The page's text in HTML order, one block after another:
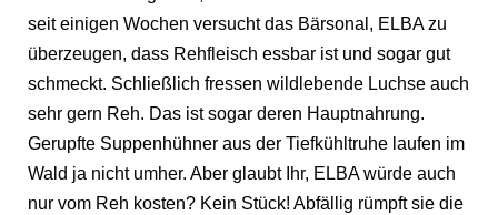
seit einigen Wochen versucht das Bärsonal, ELBA zu
überzeugen, dass Rehfleisch essbar ist und sogar gut
schmeckt. Schließlich fressen wildlebende Luchse auch
sehr gern Reh. Das ist sogar deren Hauptnahrung.
Gerupfte Suppenhühner aus der Tiefkühltruhe laufen im
Wald ja nicht umher. Aber glaubt Ihr, ELBA würde auch
nur vom Reh kosten? Kein Stück! Abfällig rümpft sie die